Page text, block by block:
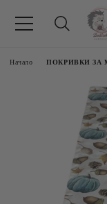
Начало ПОКРИВКИ ЗА